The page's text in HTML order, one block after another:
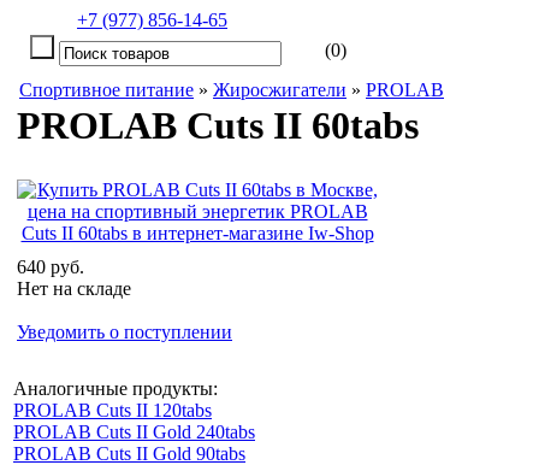
+7 (977) 856-14-65
(0)
Спортивное питание » Жиросжигатели » PROLAB
PROLAB Cuts II 60tabs
640 руб.
Нет на складе
Уведомить о поступлении
Аналогичные продукты:
PROLAB Cuts II 120tabs
PROLAB Cuts II Gold 240tabs
PROLAB Cuts II Gold 90tabs